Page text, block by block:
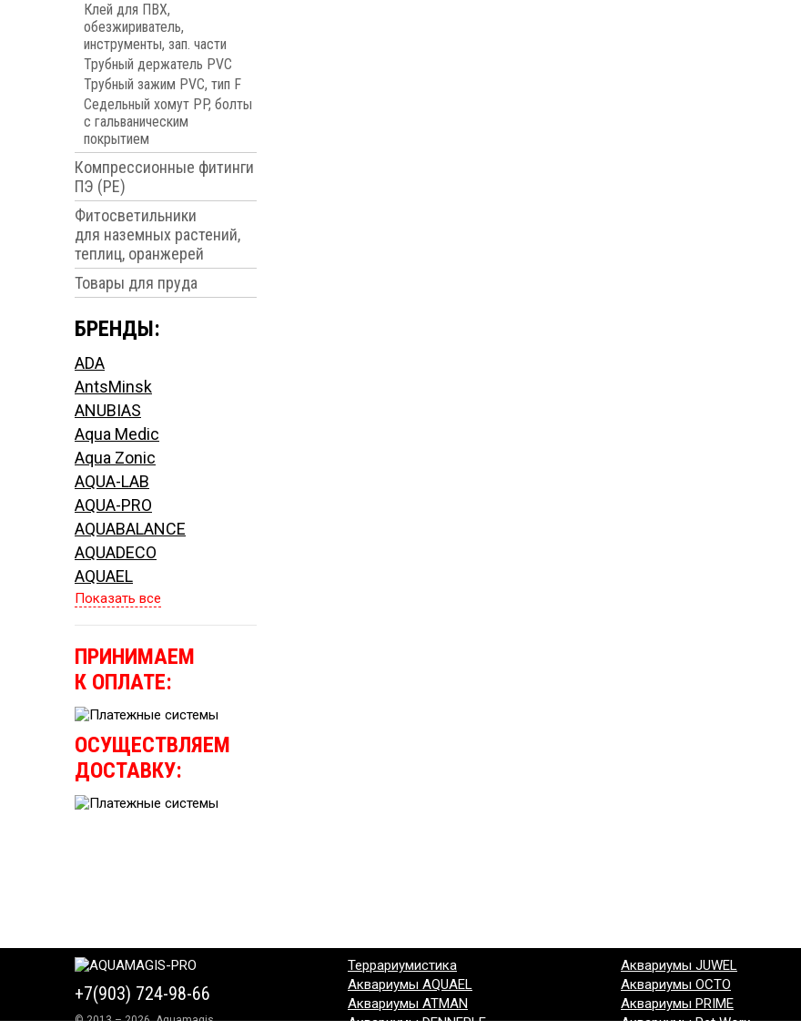
Клей для ПВХ,
обезжириватель,
инструменты, зап. части
Трубный держатель PVC
Трубный зажим PVC, тип F
Седельный хомут PP, болты
с гальваническим
покрытием
Компрессионные фитинги
ПЭ (PE)
Фитосветильники
для наземных растений,
теплиц, оранжерей
Товары для пруда
БРЕНДЫ:
ADA
AntsMinsk
ANUBIAS
Aqua Medic
Aqua Zonic
AQUA-LAB
AQUA-PRO
AQUABALANCE
AQUADECO
AQUAEL
Показать все
ПРИНИМАЕМ
К ОПЛАТЕ:
ОСУЩЕСТВЛЯЕМ
ДОСТАВКУ:
+7(903) 724-98-66
© 2013 – 2026, Aquamagis
Террариумистика
Аквариумы AQUAEL
Аквариумы ATMAN
Аквариумы DENNERLE
Аквариумы JUWEL
Аквариумы OCTO
Аквариумы PRIME
Аквариумы Pet Worx